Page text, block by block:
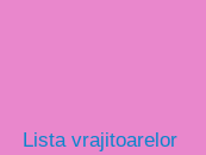
Lista vrajitoarelor